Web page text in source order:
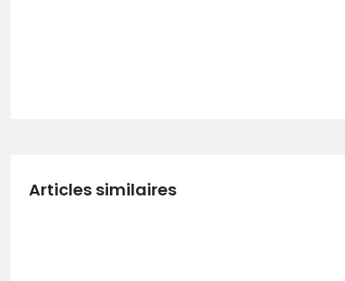
Articles similaires